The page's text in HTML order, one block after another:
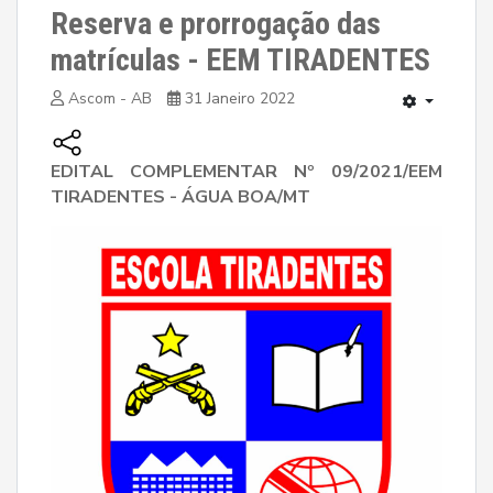
Reserva e prorrogação das
matrículas - EEM TIRADENTES
Ascom - AB 31 Janeiro 2022
EDITAL COMPLEMENTAR Nº 09/2021/EEM
TIRADENTES - ÁGUA BOA/MT